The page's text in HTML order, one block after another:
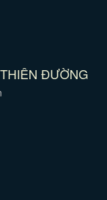
ĐƯỜNG